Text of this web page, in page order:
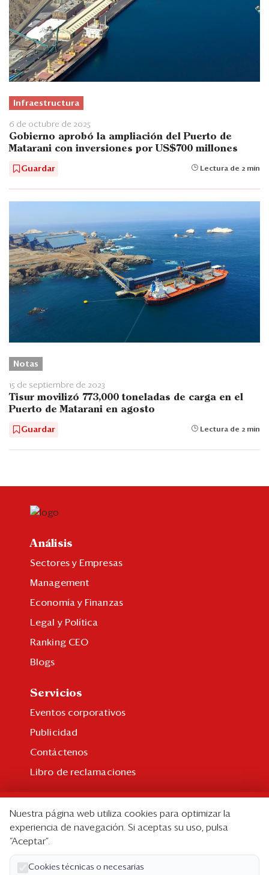
Infraestructura
6 de octubre de 2025
Gobierno aprobó la ampliación del Puerto de
Matarani con inversiones por US$700 millones
Guardar Lectura de 2 min
Notas
15 de septiembre de 2023
Tisur movilizó 773,000 toneladas de carga en el
Puerto de Matarani en agosto
Guardar Lectura de 2 min
Análisis
Sectores y Empresas
Management
Economía y Finanzas
Legal y Política
Ranking CEO
Blogs
Servicios
Eventos corporativos
Publicidad
Contáctenos
Libro de reclamaciones
Suscripción individual
Paquetes corporativos
Edición Impresa
Nuestra página web utiliza cookies para optimizar la
experiencia de navegación. Si aceptas su uso, pulsa
“Aceptar”.
Cookies técnicas o necesarias